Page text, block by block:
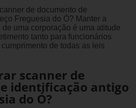
de documento de
Freguesia do Ó? Manter a
uma corporação é uma atitude
tanto para funcionários
de todas as leis
scanner de
identificação antigo
do Ó?